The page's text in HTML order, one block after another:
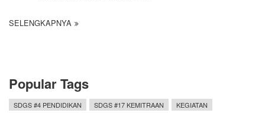
SELENGKAPNYA
Popular Tags
SDGS #4 PENDIDIKAN SDGS #17 KEMITRAAN
KEGIATAN